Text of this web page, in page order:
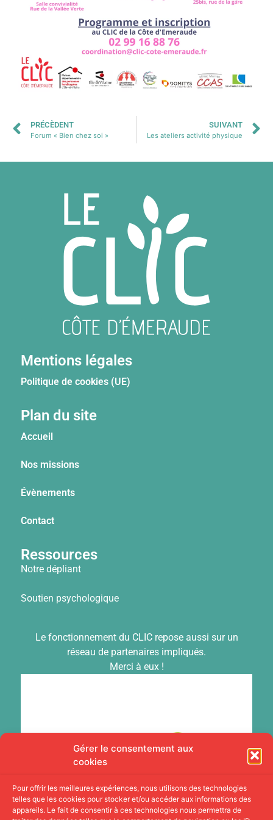
Gérer le consentement aux
cookies
Pour offrir les meilleures expériences, nous utilisons des technologies
telles que les cookies pour stocker et/ou accéder aux informations des
appareils. Le fait de consentir à ces technologies nous permettra de
PRÉCÈDENT
Forum « Bien chez soi »​
SUIVANT
Les ateliers activité physique
Mentions légales
Politique de cookies (UE)
Plan du site
Accueil
Nos missions
Évènements
Contact
Ressources
Notre dépliant
Soutien psychologique
Le fonctionnement du CLIC repose aussi sur un
réseau de partenaires impliqués.
Merci à eux !